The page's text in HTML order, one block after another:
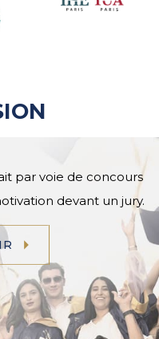
par voie de concours
devant un jury.